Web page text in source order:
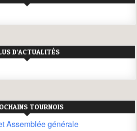
D’ACTUALITÉS
TOURNOIS
Assemblée générale